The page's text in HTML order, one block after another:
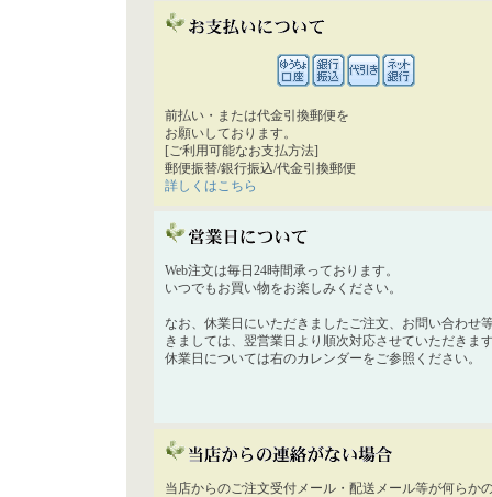
前払い・または代金引換郵便を
お願いしております。
[ご利用可能なお支払方法]
郵便振替/銀行振込/代金引換郵便
詳しくはこちら
Web注文は毎日24時間承っております。
いつでもお買い物をお楽しみください。
なお、休業日にいただきましたご注文、お問い合わせ
きましては、翌営業日より順次対応させていただきま
休業日については右のカレンダーをご参照ください。
当店からのご注文受付メール・配送メール等が何らか